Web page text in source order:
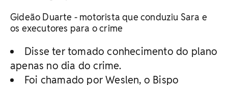
Gideão Duarte - motorista que conduziu Sara e
os executores para o crime
Disse ter tomado conhecimento do plano
apenas no dia do crime.
Foi chamado por Weslen, o Bispo